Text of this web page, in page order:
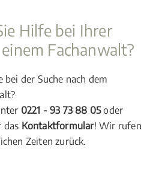
Hilfe bei Ihrer
Fachanwalt?
der Suche nach dem
0221 - 93 73 88 05oder
das Kontaktformular! Wir rufen
Zeiten zurück.